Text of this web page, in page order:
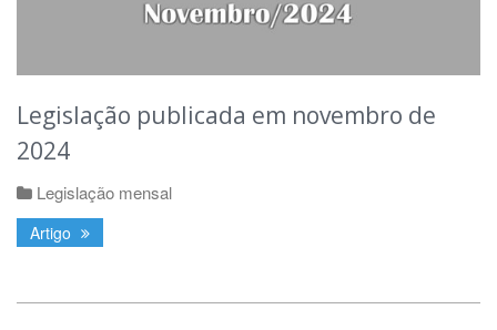
Legislação publicada em novembro de
2024
Legislação mensal
Artigo